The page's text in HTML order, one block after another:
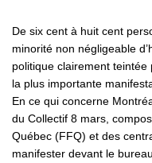
De six cent à huit cent
minorité non négligeable
politique clairement
la plus importante
En ce qui concerne
du Collectif 8 mars,
Québec (FFQ) et des
manifester devant le